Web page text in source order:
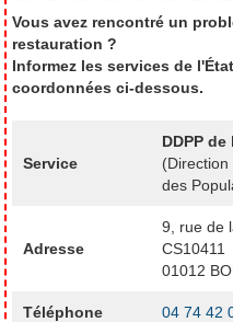
Vous avez rencontré un
restauration ?
Informez les services de
coordonnées ci-dessous.
Service
DDPP de
des
Adresse
9, rue de
CS10411
01012
Téléphone 04 74 42